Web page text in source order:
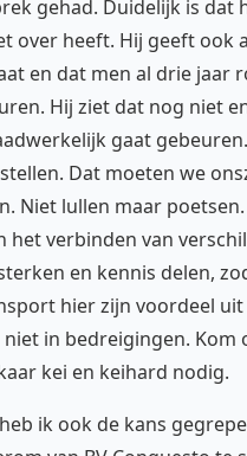
gehad. Duidelijk is dat
over heeft. Hij geeft ook
en dat men al drie jaar
Hij ziet dat nog niet
gaat
Dat moeten we
Niet lullen maar
het verbinden van
en kennis delen,
hier zijn voordeel uit
niet in bedreigingen. Kom
kei en keihard nodig.
ik ook de kans